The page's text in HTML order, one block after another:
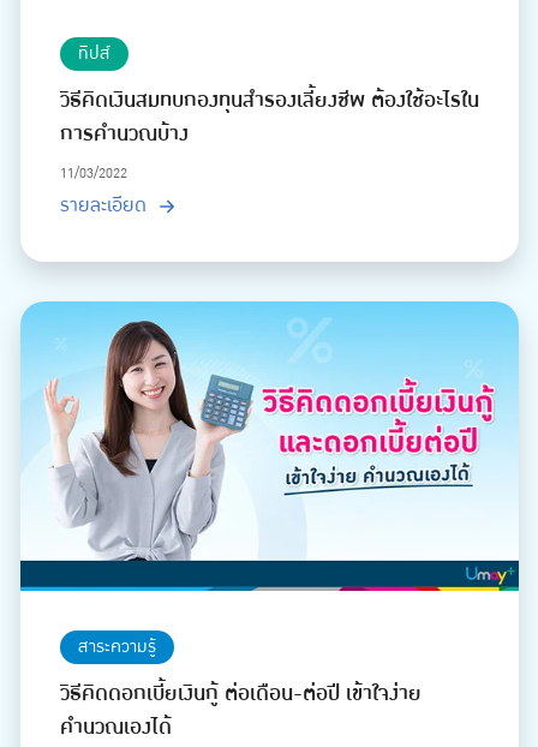
ทิปส์
วิธีคิดเงินสมทบกองทุนสำรองเลี้ยงชีพ ต้องใช้อะไรใน
การคำนวณบ้าง
11/03/2022
รายละเอียด
สาระความรู้
วิธีคิดดอกเบี้ยเงินกู้ ต่อเดือน-ต่อปี เข้าใจง่าย
คำนวณเองได้